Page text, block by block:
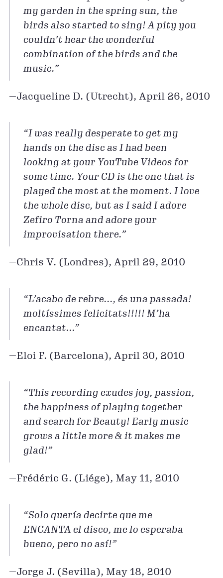
my garden in the spring sun, the
birds also started to sing! A pity you
couldn’t hear the wonderful
combination of the birds and the
music.”
—Jacqueline D. (Utrecht), April 26, 2010
“I was really desperate to get my
hands on the disc as I had been
looking at your YouTube Videos for
some time. Your CD is the one that is
played the most at the moment. I love
the whole disc, but as I said I adore
Zefiro Torna and adore your
improvisation there.”
—Chris V. (Londres), April 29, 2010
“L’acabo de rebre..., és una passada!
moltíssimes felicitats!!!!! M’ha
encantat...”
—Eloi F. (Barcelona), April 30, 2010
“This recording exudes joy, passion,
the happiness of playing together
and search for Beauty! Early music
grows a little more & it makes me
glad!”
—Frédéric G. (Liége), May 11, 2010
“Solo quería decirte que me
ENCANTA el disco, me lo esperaba
bueno, pero no así!”
—Jorge J. (Sevilla), May 18, 2010